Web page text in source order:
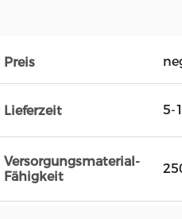
Preis
Lieferzeit 5-
Versorgungsmaterial-
Fähigkeit